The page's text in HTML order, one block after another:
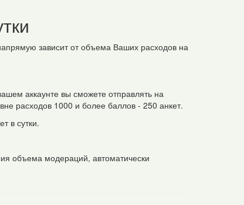
зависит от объема Ваших расходов на
аккаунте вы сможете отправлять на
расходов 1000 и более баллов - 250 анкет.
в сутки.
объема модераций, автоматически